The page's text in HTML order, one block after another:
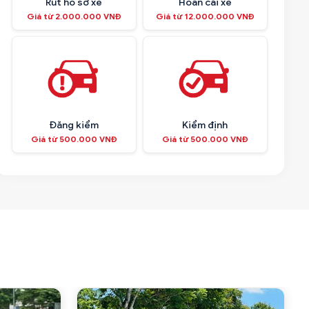
Rút hồ sơ xe
Giá từ 2.000.000 VNĐ
Hoán cải xe
Giá từ 12.000.000 VNĐ
Đăng kiểm
Giá từ 500.000 VNĐ
Kiểm định
Giá từ 500.000 VNĐ